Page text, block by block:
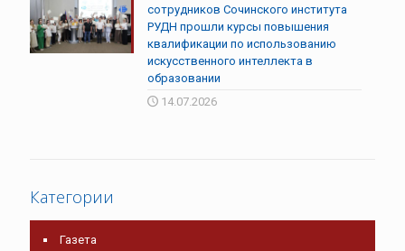
сотрудников Сочинского института
РУДН прошли курсы повышения
квалификации по использованию
искусственного интеллекта в
образовании
14.07.2026
Категории
Газета